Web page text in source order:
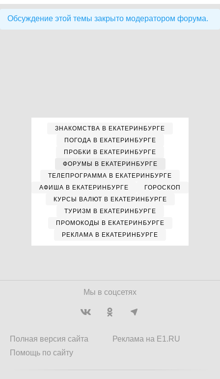
Обсуждение этой темы закрыто модератором форума.
ЗНАКОМСТВА В ЕКАТЕРИНБУРГЕ
ПОГОДА В ЕКАТЕРИНБУРГЕ
ПРОБКИ В ЕКАТЕРИНБУРГЕ
ФОРУМЫ В ЕКАТЕРИНБУРГЕ
ТЕЛЕПРОГРАММА В ЕКАТЕРИНБУРГЕ
АФИША В ЕКАТЕРИНБУРГЕ
ГОРОСКОП
КУРСЫ ВАЛЮТ В ЕКАТЕРИНБУРГЕ
ТУРИЗМ В ЕКАТЕРИНБУРГЕ
ПРОМОКОДЫ В ЕКАТЕРИНБУРГЕ
РЕКЛАМА В ЕКАТЕРИНБУРГЕ
Мы в соцсетях
Полная версия сайта
Помощь по сайту
Реклама на E1.RU